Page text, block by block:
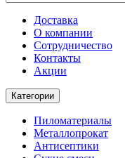
Доставка
О компании
Cотрудничество
Контакты
Акции
Категории
Пиломатериалы
Металлопрокат
Антисептики